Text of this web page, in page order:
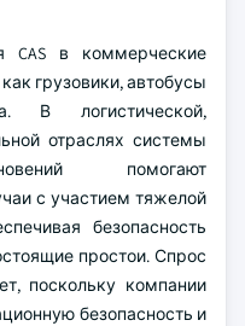
CAS в коммерческие
грузовики, автобусы
В логистической,
отраслях системы
помогают
с участием тяжелой
безопасность
простои. Спрос
поскольку компании
безопасность и